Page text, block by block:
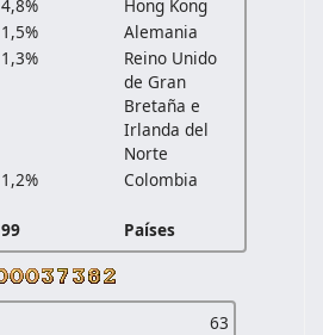
4,8%
Hong Kong
1,5%
Alemania
1,3%
Reino Unido
de Gran
Bretaña e
Irlanda del
Norte
1,2%
Colombia
99 Países
63